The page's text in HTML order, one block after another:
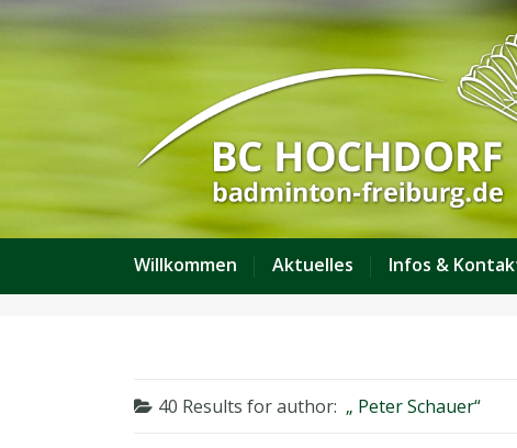
Willkommen Aktuelles Infos &
40 Results forauthor: Peter Schauer